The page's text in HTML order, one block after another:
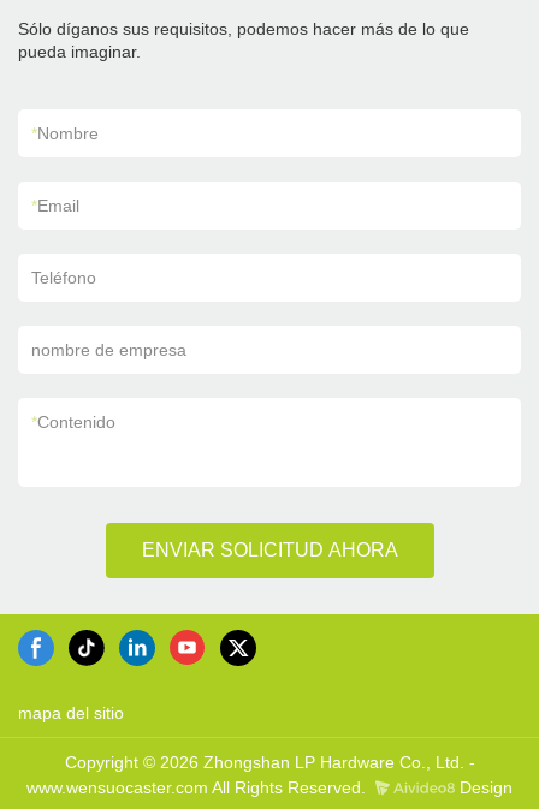
Sólo díganos sus requisitos, podemos hacer más de lo que
pueda imaginar.
*Nombre
*Email
Teléfono
nombre de empresa
*Contenido
ENVIAR SOLICITUD AHORA
mapa del sitio
Copyright © 2026 Zhongshan LP Hardware Co., Ltd. -
www.wensuocaster.com All Rights Reserved.
Design